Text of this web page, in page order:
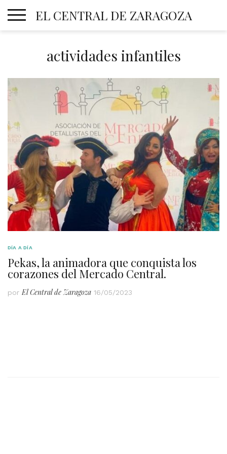
EL CENTRAL DE ZARAGOZA
actividades infantiles
DÍA A DÍA
Pekas, la animadora que conquista los
corazones del Mercado Central.
por El Central de Zaragoza 16/05/2023